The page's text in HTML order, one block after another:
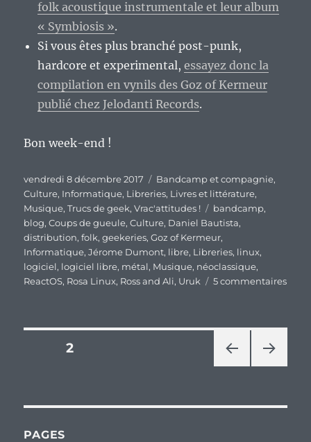
folk acoustique instrumentale et leur album
« Symbiosis ».
Si vous êtes plus branché post-punk,
hardcore et experimental,essayez donc la
compilation en vynils des Goz of Kermeur
publié chez Jelodanti Records.
Bon week-end !
Publié
le
vendredi 8 décembre 2017 Catégories
Bandcamp et compagnie,
Culture, Informatique, Libreries, Livres et littérature,
Musique,Trucs de geek,Vrac'attitudes ! Étiquettes
bandcamp,
blog,Coups de gueule,Culture, Daniel Bautista,
distribution,folk,geekeries,Goz of Kermeur,
Informatique,Jérome Dumont, libre, Libreries, linux,
logiciel, logiciel libre, métal, Musique, néoclassique,
ReactOS, Rosa Linux, Ross and Ali, Uruk 5 commentairessur
Pagination
publications
CÉD
PAGE2
ANT
PAGES